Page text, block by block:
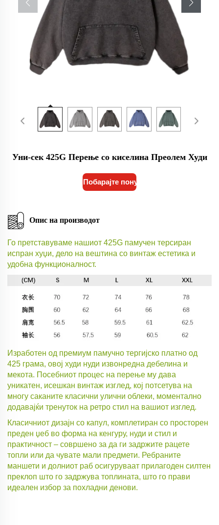
Уни-сек 425G Перење со киселина Преолем Худи
Побарајте понуда
Опис на производот
Го претставуваме нашиот 425G памучен терсиран
испран хуџи, дело на вештина со винтаж естетика и
удобна функционалност.
Изработен од премиум памучно тергијско платно од
425 грама, овој худи нуди извонредна дебелина и
мекота. Посебниот процес на перење му дава
уникатен, исешкан винтаж изглед, кој потсетува на
многу саканите класични улични облеки, моментално
додавајќи тренуток на ретро стил на вашиот изглед.
Класичниот дизајн со капул, комплетиран со просторен
преден џеб во форма на кенгуру, нуди и стил и
практичност – совршено за да ги задржите рацете
топли или да чувате мали предмети. Ребраните
маншети и долниот раб осигуруваат прилагоден силтен
преклоп што го задржува топлината, што го прави
идеален избор за похладни денови.